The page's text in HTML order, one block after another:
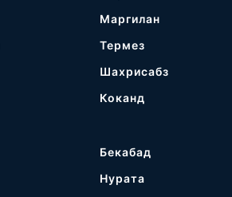
Маргилан
Термез
Шахрисабз
Коканд
Бекабад
Нурата